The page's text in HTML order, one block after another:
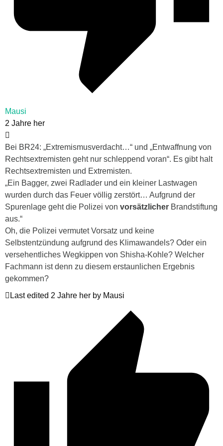
Mausi
2 Jahre her
Bei BR24: „Extremismusverdacht…“ und „Entwaffnung von
Rechtsextremisten geht nur schleppend voran“. Es gibt halt
Rechtsextremisten und Extremisten.
„Ein Bagger, zwei Radlader und ein kleiner Lastwagen
wurden durch das Feuer völlig zerstört… Aufgrund der
Spurenlage geht die Polizei von vorsätzlicher Brandstiftung
aus.“
Oh, die Polizei vermutet Vorsatz und keine
Selbstentzündung aufgrund des Klimawandels? Oder ein
versehentliches Wegkippen von Shisha-Kohle? Welcher
Fachmann ist denn zu diesem erstaunlichen Ergebnis
gekommen?
Last edited 2 Jahre her by Mausi